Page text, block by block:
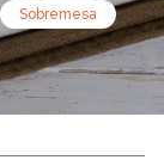
Sobremesa